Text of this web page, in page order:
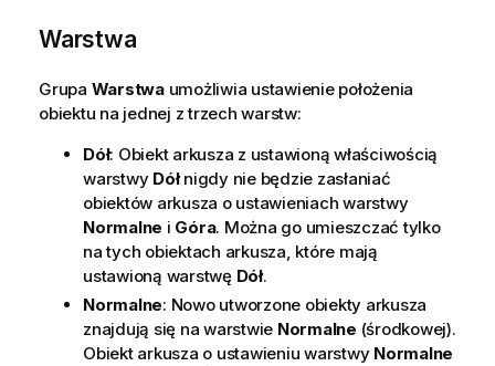
Warstwa
Grupa Warstwaumożliwia ustawienie położenia
obiektu na jednej z trzech warstw:
Dół: Obiekt arkusza z ustawioną właściwością
warstwy Dółnigdy nie będzie zasłaniać
obiektów arkusza o ustawieniach warstwy
Normalne i Góra. Można go umieszczać tylko
na tych obiektach arkusza, które mają
ustawioną warstwę Dół.
Normalne: Nowo utworzone obiekty arkusza
znajdują się na warstwie Normalne (środkowej).
Obiekt arkusza o ustawieniu warstwy Normalne